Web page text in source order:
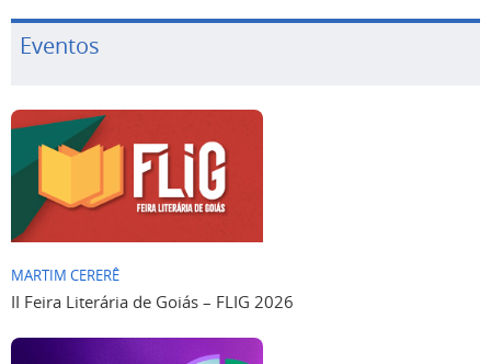
Eventos
MARTIM CERERÊ
II Feira Literária de Goiás – FLIG 2026